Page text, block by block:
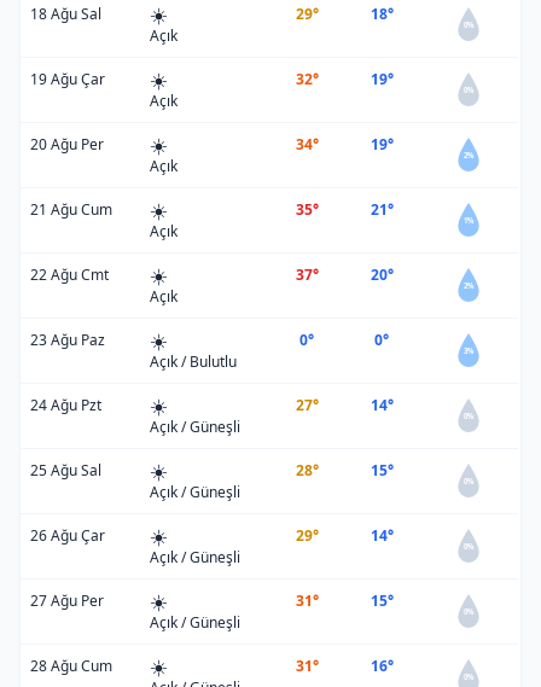
18 Ağu Sal ☀️
Açık
29° 18°
0%
19 Ağu Çar ☀️
Açık
32° 19°
0%
20 Ağu Per ☀️
Açık
34° 19°
2%
21 Ağu Cum ☀️
Açık
35° 21°
1%
22 Ağu Cmt ☀️
Açık
37° 20°
2%
23 Ağu Paz ☀️
Açık / Bulutlu
0° 0°
3%
24 Ağu Pzt ☀️
Açık / Güneşli
27° 14°
0%
25 Ağu Sal ☀️
Açık / Güneşli
28° 15°
0%
26 Ağu Çar ☀️
Açık / Güneşli
29° 14°
0%
27 Ağu Per ☀️
Açık / Güneşli
31° 15°
0%
28 Ağu Cum ☀️ 31° 16°
0%